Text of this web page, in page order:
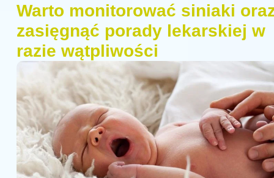
Warto monitorować siniaki
zasięgnąć porady lekarskiej w
razie wątpliwości